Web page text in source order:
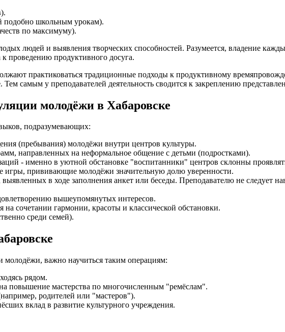
подобно школьным урокам).
по максимуму).
людей и выявления творческих способностей. Разумеется, владение
проведению продуктивного досуга.
практиковаться традиционные подходы к продуктивному
самым у преподавателей деятельность сводится к закреплению
молодёжи в Хабаровске
подразумевающих:
(пребывания) молодёжи внутри центров культуры.
направленных на неформальное общение с детьми (подростками).
- именно в уютной обстановке "воспитанники" центров склонны
прививающие молодёжи значительную долю уверенности.
в ходе заполнения анкет или беседы. Преподавателю не следует
вышеупомянутых интересов.
сочетании гармонии, красоты и классической обстановки.
среди семей).
молодёжи, важно научиться таким операциям:
рядом.
повышение мастерства по многочисленным "ремёслам".
родителей или "мастеров").
вклад в развитие культурного учреждения.